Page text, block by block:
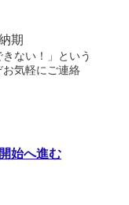
期
ない！」という
気軽にご連絡
始へ進む